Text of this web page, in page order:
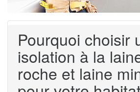
Pourquoi choisir
isolation à la
roche et laine